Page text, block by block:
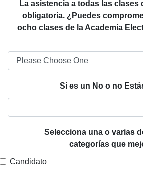
La asistencia a todas las clases
obligatoria. ¿Puedes
ocho clases de la Academia
Si es un No o no
Selecciona una o varias
categorías que
Candidato